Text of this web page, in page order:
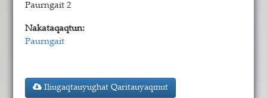
Paurngait 2
Nakataqaqtun:
Paurngait
Iliugaqtauyughat Qaritauyaqmut